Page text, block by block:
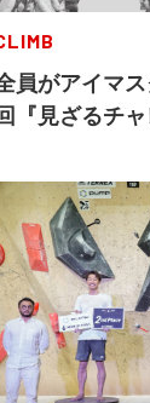
員がアイマ
『見ざるチ